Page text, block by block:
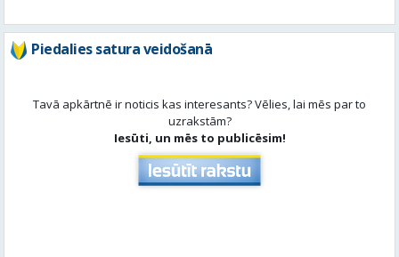
Piedalies satura veidošanā
Tavā apkārtnē ir noticis kas interesants? Vēlies, lai mēs par to
uzrakstām?
Iesūti, un mēs to publicēsim!